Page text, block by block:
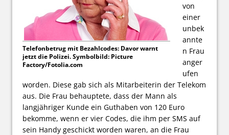
Telefonbetrug mit Bezahlcodes: Davor warnt
jetzt die Polizei. Symbolbild: Picture
Factory/Fotolia.com
von
einer
unbek
annte
n Frau
anger
ufen
worden. Diese gab sich als Mitarbeiterin der Telekom
aus. Die Frau behauptete, dass der Mann als
langjähriger Kunde ein Guthaben von 120 Euro
bekomme, wenn er vier Codes, die ihm per SMS auf
sein Handy geschickt worden waren, an die Frau